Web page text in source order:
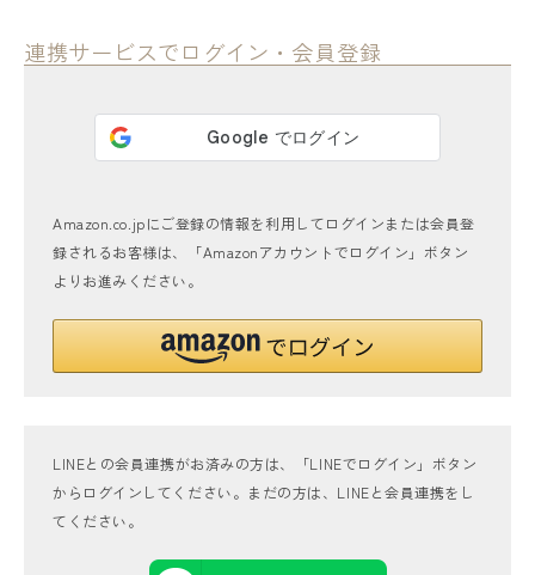
会員ステージ特典プログラムについて
連携サービスでログイン・会員登録
Amazon.co.jpにご登録の情報を利用してログインまたは会員登
録されるお客様は、「Amazonアカウントでログイン」ボタン
よりお進みください。
LINEとの会員連携がお済みの方は、「LINEでログイン」ボタン
からログインしてください。まだの方は、 LINEと会員連携をし
てください。